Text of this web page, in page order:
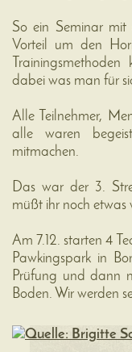
So ein Seminar mit
Vorteil um den
dabei was man für
Alle Teilnehmer,
alle waren
mitmachen.
Das war der 3.
müßt ihr noch etwas
Am 7.12. starten 4
Pawkingspark in
Prüfung und dann
Boden. Wir werden